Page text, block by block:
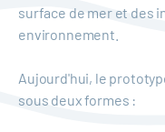
surface de mer et des
environnement.
Aujourd'hui, le
sous deux formes :